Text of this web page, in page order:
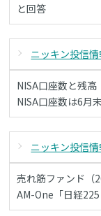
と回答
ニッキン投信
NISA口座数と残高
NISA口座数は6月
ニッキン投信
売れ筋ファンド（
AM-One「日経